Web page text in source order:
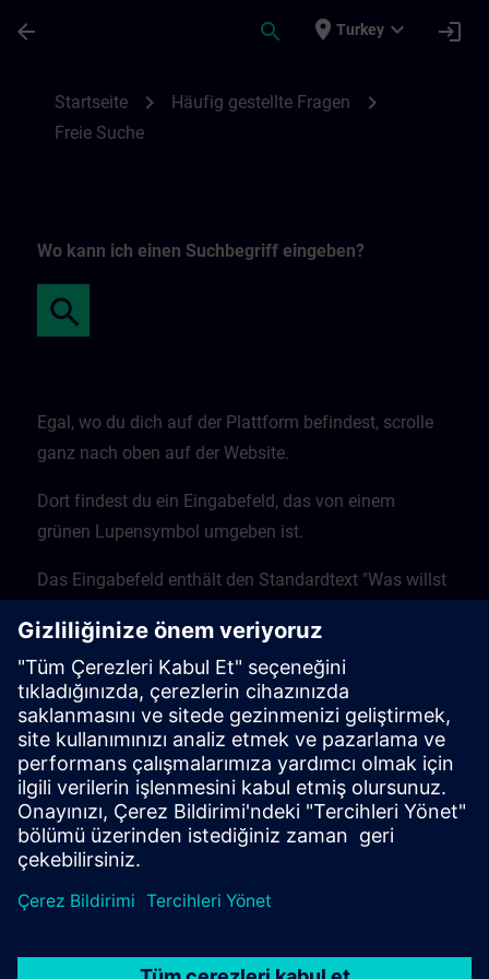
arrow_back search place Turkey expand_more login
Startseite chevron_right Häufig gestellte Fragen chevron_right
Freie Suche
Wo kann ich einen Suchbegriff eingeben?
Egal, wo du dich auf der Plattform befindest, scrolle
ganz nach oben auf der Website.
Dort findest du ein Eingabefeld, das von einem
grünen Lupensymbol umgeben ist.
Das Eingabefeld enthält den Standardtext "Was willst
Klicke auf die Lupe, um den Suchvorgang zu starten.